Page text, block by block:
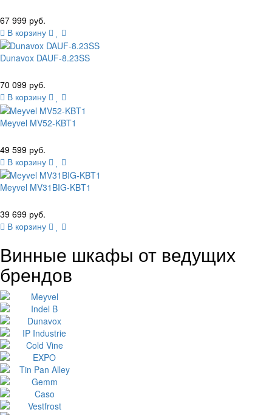
67 999 руб.
В корзину
Dunavox DAUF-8.23SS
70 099 руб.
В корзину
Meyvel MV52-KBT1
49 599 руб.
В корзину
Meyvel MV31BIG-KBT1
39 699 руб.
В корзину
Винные шкафы от ведущих
брендов